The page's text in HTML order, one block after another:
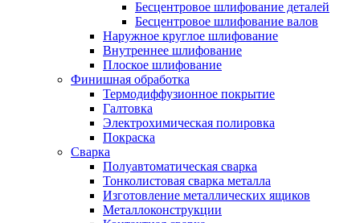
Бесцентровое шлифование деталей
Бесцентровое шлифование валов
Наружное круглое шлифование
Внутреннее шлифование
Плоское шлифование
Финишная обработка
Термодиффузионное покрытие
Галтовка
Электрохимическая полировка
Покраска
Сварка
Полуавтоматическая сварка
Тонколистовая сварка металла
Изготовление металлических ящиков
Металлоконструкции